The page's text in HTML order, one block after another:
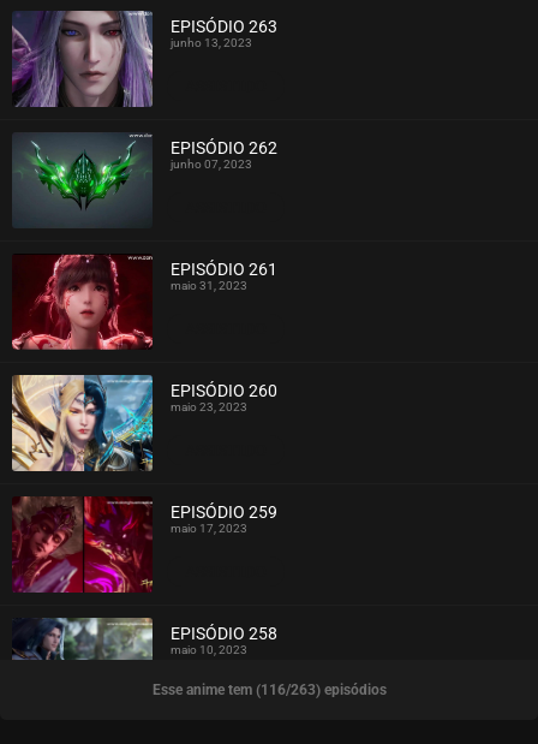
EPISÓDIO 263
junho 13, 2023
EPISÓDIO 262
junho 07, 2023
EPISÓDIO 261
maio 31, 2023
EPISÓDIO 260
maio 23, 2023
EPISÓDIO 259
maio 17, 2023
ASSISTIDO
EPISÓDIO 258
maio 10, 2023
Esse anime tem (116/263) episódios